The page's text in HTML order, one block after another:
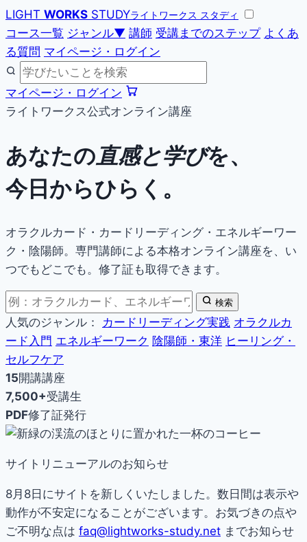
LIGHT WORKS STUDYライトワークス スタディ
コース一覧 ジャンル▼ 講師 受講までのステップ よくあ
る質問 マイページ・ログイン
マイページ・ログイン
ライトワークス公式オンライン講座
あなたの直感と学びを、
今日からひらく。
オラクルカード・カードリーディング・エネルギーワー
ク・陰陽師。専門講師による本格オンライン講座を、い
つでもどこでも。修了証も取得できます。
検索
人気のジャンル： カードリーディング実践 オラクルカ
ード入門 エネルギーワーク 陰陽師・東洋 ヒーリング・
セルフケア
15開講講座
7,500+受講生
PDF修了証発行
サイトリニューアルのお知らせ
8月8日にサイトを新しくいたしました。数日間は表示や
動作が不安定になることがございます。お気づきの点や
ご不明な点は faq@lightworks-study.net までお知らせ